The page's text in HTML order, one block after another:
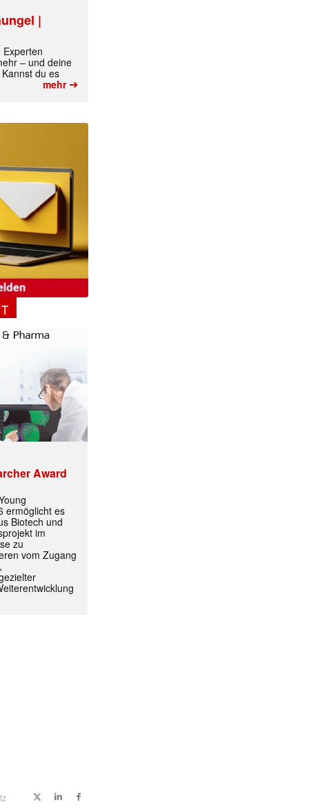
|
Experten
– und deine
du es
mehr➔
Award
ermöglicht es
Biotech und
im
zu
vom Zugang